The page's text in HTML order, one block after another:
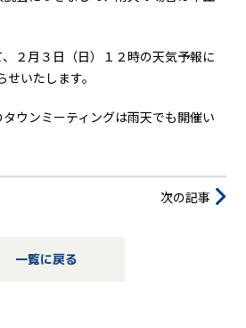
２月３日（日）１２時の天気予報に
いたします。
ウンミーティングは雨天でも開催い
次の記事
一覧に戻る